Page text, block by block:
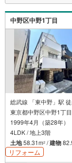
メールをご希望の際は
問合せください。
■アドキャストの特徴■
【1】毎月70組様限定
住宅購入後50年間の
【2】当社オリジナル
徹底的な近隣聞き込み
【3】住宅購入WEBセ
住宅の探し方、良い
ーを配信しております
【4】キッズスペース
お子様にはおもちゃ、
ご家族でのご来店をお
中野区中野1丁目
総武線 「東中野」駅
東京都中野区中野1丁目
1999年4月（築28年）
4LDK / 地上3階
土地58.31m2 /建物
リフォーム